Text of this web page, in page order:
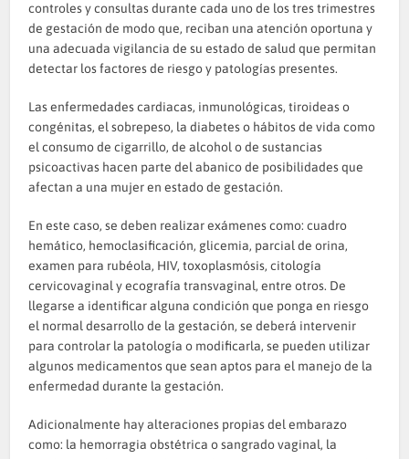
controles y consultas durante cada uno de los tres trimestres
de gestación de modo que, reciban una atención oportuna y
una adecuada vigilancia de su estado de salud que permitan
detectar los factores de riesgo y patologías presentes.
Las enfermedades cardiacas, inmunológicas, tiroideas o
congénitas, el sobrepeso, la diabetes o hábitos de vida como
el consumo de cigarrillo, de alcohol o de sustancias
psicoactivas hacen parte del abanico de posibilidades que
afectan a una mujer en estado de gestación.
En este caso, se deben realizar exámenes como: cuadro
hemático, hemoclasificación, glicemia, parcial de orina,
examen para rubéola, HIV, toxoplasmósis, citología
cervicovaginal y ecografía transvaginal, entre otros. De
llegarse a identificar alguna condición que ponga en riesgo
el normal desarrollo de la gestación, se deberá intervenir
para controlar la patología o modificarla, se pueden utilizar
algunos medicamentos que sean aptos para el manejo de la
enfermedad durante la gestación.
Adicionalmente hay alteraciones propias del embarazo
como: la hemorragia obstétrica o sangrado vaginal, la